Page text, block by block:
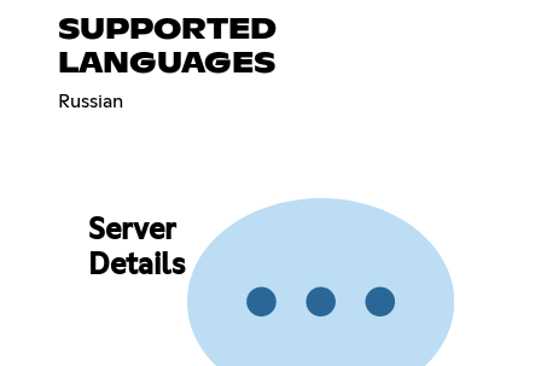
SUPPORTED
LANGUAGES
Russian
Server
Details